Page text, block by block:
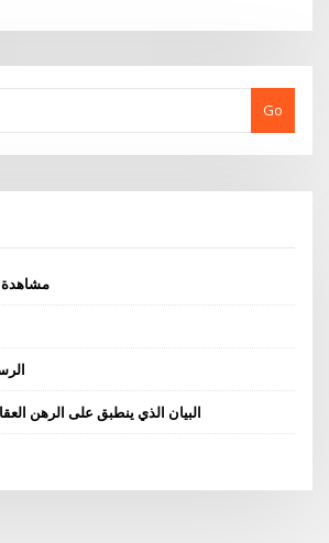
Go
مشاهدة
البيان الذي ينطبق على الرهن